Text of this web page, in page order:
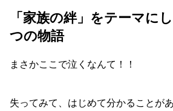
「家族の絆」をテーマに
つの物語
まさかここで泣くなんて！！
失ってみて、はじめて分かることがあ